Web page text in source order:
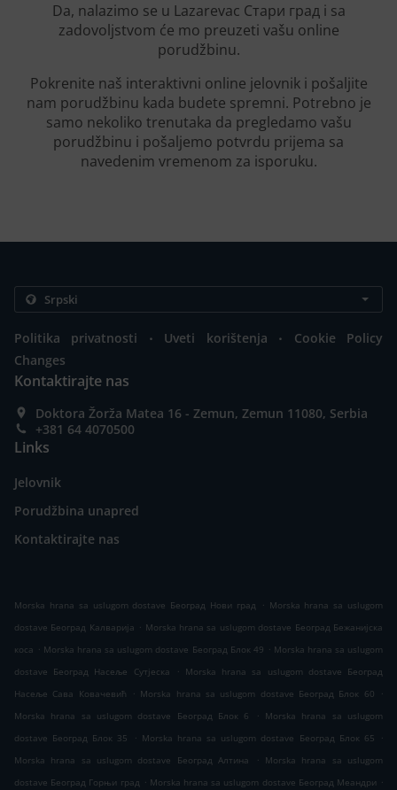
Da, nalazimo se u Lazarevac Стари град i sa
zadovoljstvom će mo preuzeti vašu online
porudžbinu.
Pokrenite naš interaktivni online jelovnik i pošaljite
nam porudžbinu kada budete spremni. Potrebno je
samo nekoliko trenutaka da pregledamo vašu
porudžbinu i pošaljemo potvrdu prijema sa
navedenim vremenom za isporuku.
Politika privatnosti . Uveti korištenja .
Cookie Policy
Changes
Kontaktirajte nas
Doktora Žorža Matea 16 - Zemun, Zemun 11080, Serbia
+381 64 4070500
Links
Jelovnik
Porudžbina unapred
Kontaktirajte nas
Morska hrana sa uslugom dostave Београд Нови град . Morska hrana sa uslugom
dostave Београд Калварија . Morska hrana sa uslugom dostave Београд Бежанијска
коса . Morska hrana sa uslugom dostave Београд Блок 49 . Morska hrana sa uslugom
dostave Београд Насеље Сутјеска
. Morska hrana sa uslugom dostave Београд
Насеље Сава Ковачевић
. Morska hrana sa uslugom dostave Београд Блок 60
.
Morska hrana sa uslugom dostave Београд Блок 6
. Morska hrana sa uslugom
dostave Београд Блок 35
. Morska hrana sa uslugom dostave Београд Блок 65
.
Morska hrana sa uslugom dostave Београд Алтина
. Morska hrana sa uslugom
dostave Београд Горњи град . Morska hrana sa uslugom dostave Београд Меандри .